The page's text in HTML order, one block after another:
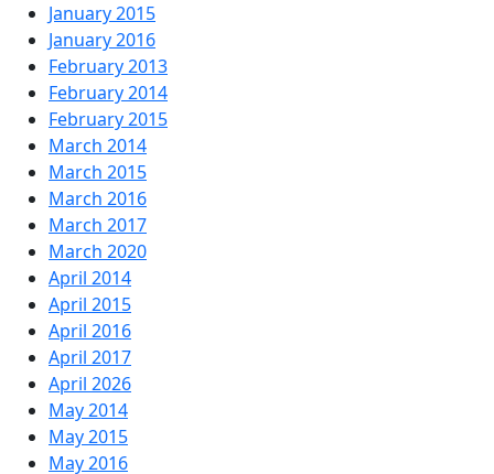
January 2015
January 2016
February 2013
February 2014
February 2015
March 2014
March 2015
March 2016
March 2017
March 2020
April 2014
April 2015
April 2016
April 2017
April 2026
May 2014
May 2015
May 2016